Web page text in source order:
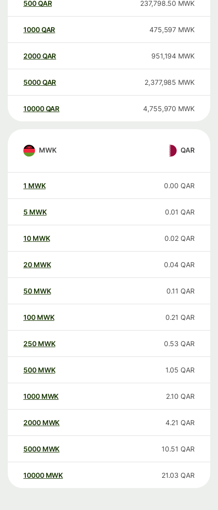
500QAR 237,798.50 MWK
1000QAR 475,597 MWK
2000QAR 951,194 MWK
5000QAR 2,377,985 MWK
10000 QAR 4,755,970 MWK
MWK QAR
1 MWK 0.00 QAR
5 MWK 0.01 QAR
10 MWK 0.02 QAR
20 MWK 0.04 QAR
50 MWK 0.11 QAR
100 MWK 0.21 QAR
250 MWK 0.53 QAR
500 MWK 1.05 QAR
1000 MWK 2.10 QAR
2000 MWK 4.21 QAR
5000 MWK 10.51 QAR
10000 MWK 21.03 QAR